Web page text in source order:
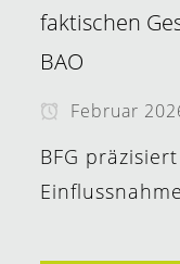
faktischen
BAO
Februar
BFG
Einflussnahme